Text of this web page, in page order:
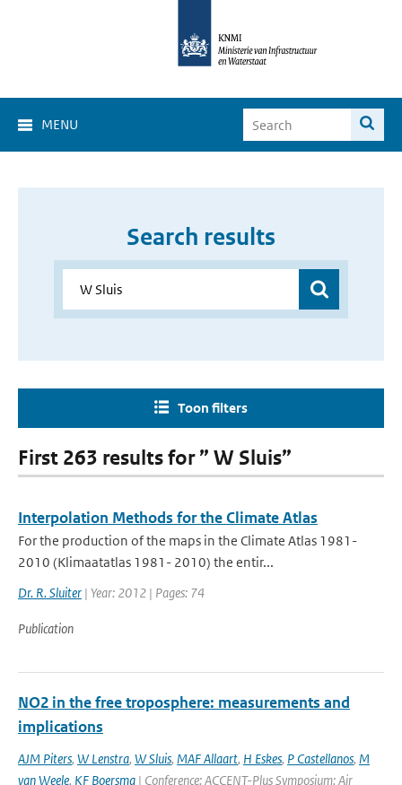
MENU
Search results
Toon filters
First 263 results for ” W Sluis”
Interpolation Methods for the Climate Atlas
For the production of the maps in the Climate Atlas 1981-
2010 (Klimaatatlas 1981- 2010) the entir...
Dr. R. Sluiter | Year: 2012 | Pages: 74
Publication
NO2 in the free troposphere: measurements and
implications
AJM Piters, W Lenstra, W Sluis, MAF Allaart, H Eskes, P Castellanos, M
van Weele, KF Boersma | Conference: ACCENT-Plus Symposium: Air